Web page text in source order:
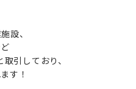
設、
引しており、
す！